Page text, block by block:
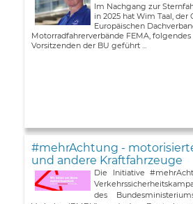
Im Nachgang zur
in 2025 hat Wim Taal, der
Europäischen
Motorradfahrerverbände FEMA,
Vorsitzenden der BU geführt ...
#mehrAchtung -
und andere Kraftfahrzeuge
Die Initiative
des